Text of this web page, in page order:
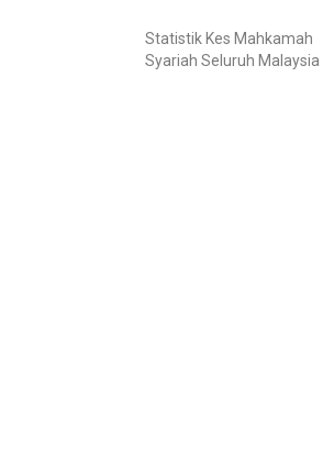
Statistik Kes Mahkamah
Syariah Seluruh Malaysia